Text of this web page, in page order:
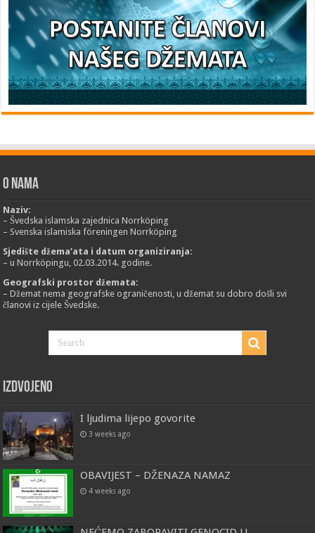
O nama
Naziv:
– Švedska islamska zajednica Norrköping
– Svenska islamiska föreningen Norrköping
Sjedište džema’ata i datum organiziranja:
– u Norrköpingu, 02.03.2014. godine.
Geografski prostor džemata:
– Džemat nema geografske ograničenosti, u džemat su dobro došli svi
članovi iz cijele Švedske.
Izdvojeno
I ljudima lijepo govorite
3 weeks ago
OBAVIJEST – DŽENAZA NAMAZ
4 weeks ago